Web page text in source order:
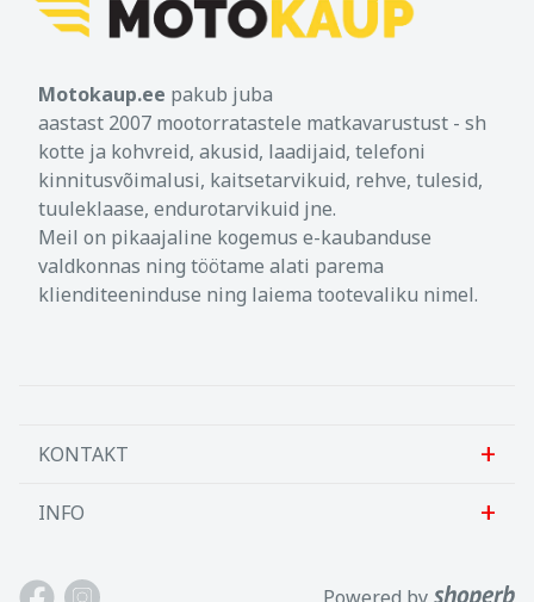
Motokaup.ee pakub juba
aastast 2007 mootorratastele matkavarustust - sh
kotte ja kohvreid, akusid, laadijaid, telefoni
kinnitusvõimalusi, kaitsetarvikuid, rehve, tulesid,
tuuleklaase, endurotarvikuid jne.
Meil on pikaajaline kogemus e-kaubanduse
valdkonnas ning töötame alati parema
klienditeeninduse ning laiema tootevaliku nimel.
KONTAKT
Sanlab OÜ
INFO
Meist